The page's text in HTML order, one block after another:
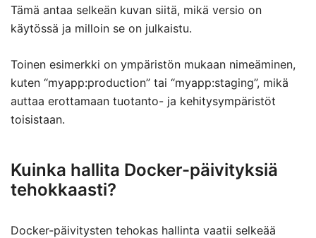
Tämä antaa selkeän kuvan siitä, mikä versio on
käytössä ja milloin se on julkaistu.
Toinen esimerkki on ympäristön mukaan nimeäminen,
kuten “myapp:production” tai “myapp:staging”, mikä
auttaa erottamaan tuotanto- ja kehitysympäristöt
toisistaan.
Kuinka hallita Docker-päivityksiä
tehokkaasti?
Docker-päivitysten tehokas hallinta vaatii selkeää